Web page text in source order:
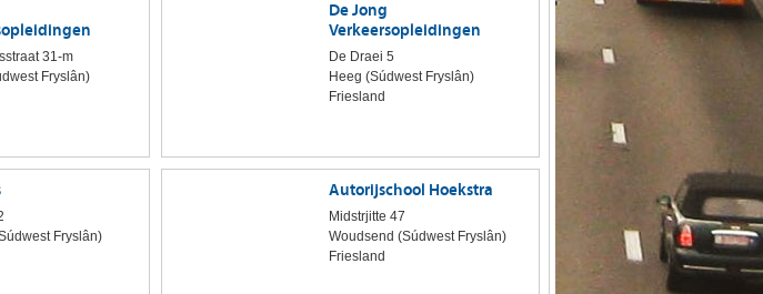
31-m
Fryslân)
De Jong
Verkeersopleidingen
De Draei 5
Heeg (Súdwest Fryslân)
Friesland
Fryslân)
Autorijschool Hoekstra
Midstrjitte 47
Woudsend (Súdwest Fryslân)
Friesland